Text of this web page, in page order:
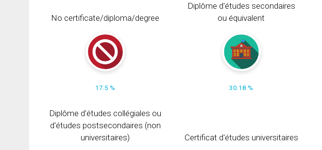
No certificate/diploma/degree
17.5 %
Diplôme d'études secondaires
ou équivalent
30.18 %
Diplôme d'études collégiales ou
d'études postsecondaires (non
universitaires)
Certificat d'études universitaires